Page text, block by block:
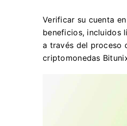
Verificar su cuenta
beneficios, incluidos
a través del proceso
criptomonedas